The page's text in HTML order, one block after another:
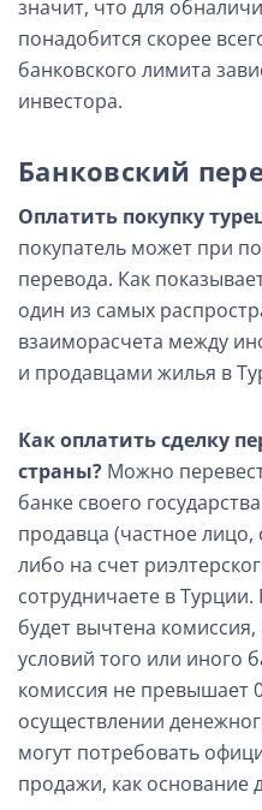
значит, что для
понадобится скорее
банковского лимита
инвестора.
Банковский
Оплатить покупку
покупатель может при
перевода. Как
один из самых
взаиморасчета между
и продавцами жилья в
Как оплатить сделку
страны? Можно
банке своего
продавца (частное
либо на счет
сотрудничаете в
будет вычтена
условий того или иного
комиссия не превышает
осуществлении
могут потребовать
продажи, как основание